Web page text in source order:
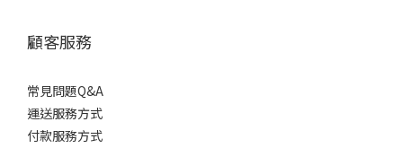
顧客服務
常見問題Q&A
運送服務方式
付款服務方式